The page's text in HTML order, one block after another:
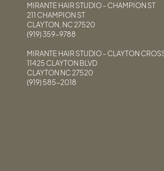
MIRANTE HAIR STUDIO - CHAMPION ST
211 CHAMPION ST
CLAYTON, NC 27520
(919) 359-9788
MIRANTE HAIR STUDIO - CLAYTON
11425 CLAYTON BLVD
CLAYTON NC 27520
(919) 585-2018